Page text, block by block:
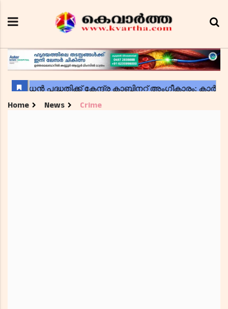
Home News Crime